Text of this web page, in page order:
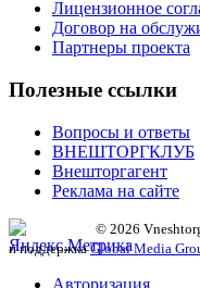
Лицензионное
Договор на
Партнеры проекта
Полезные ссылки
Вопросы и ответы
ВНЕШТОРГКЛУБ
Внешторгагент
Реклама на сайте
© 2026
и поддержкаGlobal Media
Авторизация